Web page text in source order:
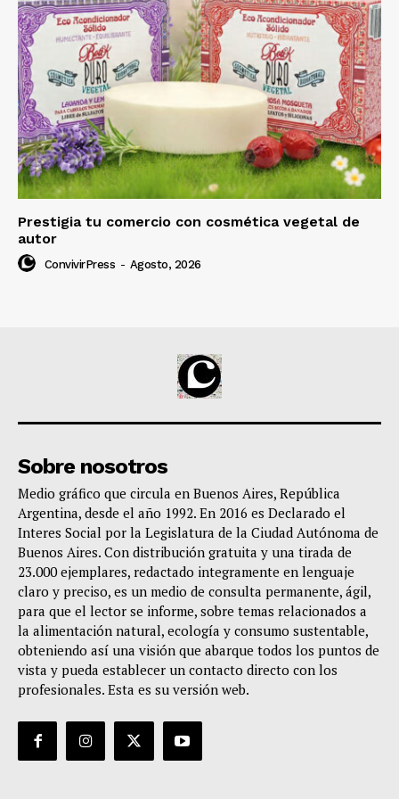
Prestigia tu comercio con cosmética vegetal de
autor
ConvivirPress - Agosto, 2026
Sobre nosotros
Medio gráfico que circula en Buenos Aires, República
Argentina, desde el año 1992. En 2016 es Declarado el
Interes Social por la Legislatura de la Ciudad Autónoma de
Buenos Aires. Con distribución gratuita y una tirada de
23.000 ejemplares, redactado integramente en lenguaje
claro y preciso, es un medio de consulta permanente, ágil,
para que el lector se informe, sobre temas relacionados a
la alimentación natural, ecología y consumo sustentable,
obteniendo así una visión que abarque todos los puntos de
vista y pueda establecer un contacto directo con los
profesionales. Esta es su versión web.